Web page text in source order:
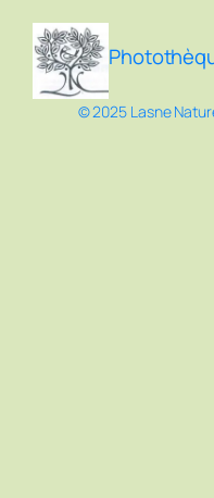
© 2025 Lasne